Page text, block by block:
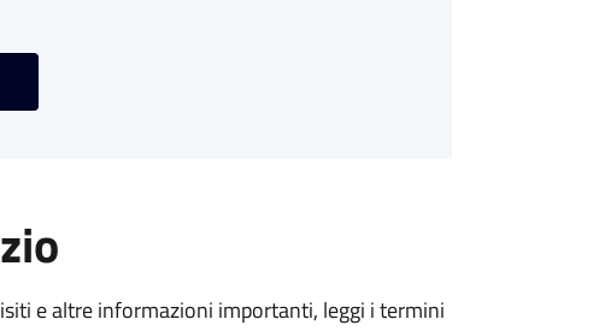
e altre informazioni importanti, leggi i termini